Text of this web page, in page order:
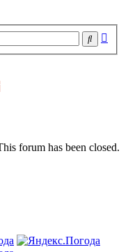
Поиск
forum has been closed.